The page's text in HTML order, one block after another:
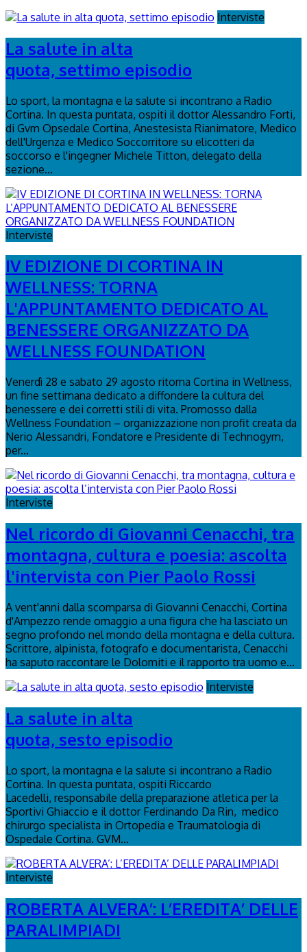
Interviste
La salute in alta
quota, settimo episodio
Lo sport, la montagna e la salute si incontrano a Radio
Cortina. In questa puntata, ospiti il dottor Alessandro Forti,
di Gvm Opsedale Cortina, Anestesista Rianimatore, Medico
dell'Urgenza e Medico Soccorritore su elicotteri da
soccorso e l'ingegner Michele Titton, delegato della
sezione...
Interviste
IV EDIZIONE DI CORTINA IN
WELLNESS: TORNA
L'APPUNTAMENTO DEDICATO AL
BENESSERE ORGANIZZATO DA
WELLNESS FOUNDATION
Venerdì 28 e sabato 29 agosto ritorna Cortina in Wellness,
un fine settimana dedicato a diffondere la cultura del
benessere e dei corretti stili di vita. Promosso dalla
Wellness Foundation – organizzazione non profit creata da
Nerio Alessandri, Fondatore e Presidente di Technogym,
per...
Interviste
Nel ricordo di Giovanni Cenacchi, tra
montagna, cultura e poesia: ascolta
l'intervista con Pier Paolo Rossi
A vent'anni dalla scomparsa di Giovanni Cenacchi, Cortina
d'Ampezzo rende omaggio a una figura che ha lasciato un
segno profondo nel mondo della montagna e della cultura.
Scrittore, alpinista, fotografo e documentarista, Cenacchi
ha saputo raccontare le Dolomiti e il rapporto tra uomo e...
Interviste
La salute in alta
quota, sesto episodio
Lo sport, la montagna e la salute si incontrano a Radio
Cortina. In questa puntata, ospiti Riccardo
Lacedelli, responsabile della preparazione atletica per la
Sportivi Ghiaccio e il dottor Ferdinando Da Rin, medico
chirurgo specialista in Ortopedia e Traumatologia di
Ospedale Cortina. GVM...
Interviste
ROBERTA ALVERA’: L’EREDITA’ DELLE
PARALIMPIADI